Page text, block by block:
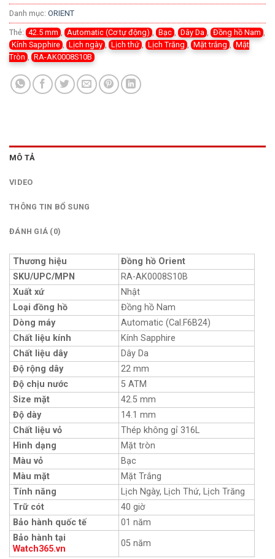
Danh mục: ORIENT
Thẻ: 42.5 mm Automatic (Cơ tự động) Bạc Dây Da Đồng hồ Nam
Kính Sapphire
Lịch ngày Lịch thứ Lịch Trăng Mặt trắng
Mặt
Tròn
RA-AK0008S10B
MÔ TẢ
VIDEO
THÔNG TIN BỔ SUNG
ĐÁNH GIÁ (0)
Thương hiệu
Đồng hồ Orient
SKU/UPC/MPN
RA-AK0008S10B
Xuất xứ
Nhật
Loại đồng hồ
Đồng hồ Nam
Dòng máy
Automatic (Cal.F6B24)
Chất liệu kính
Kính Sapphire
Chất liệu dây
Dây Da
Độ rộng dây
22 mm
Độ chịu nước
5 ATM
Size mặt
42.5 mm
Độ dày
14.1 mm
Chất liệu vỏ
Thép không gỉ 316L
Hình dạng
Mặt tròn
Màu vỏ
Bạc
Màu mặt
Mặt Trắng
Tính năng
Lịch Ngày, Lịch Thứ, Lịch Trăng
Trữ cót
40 giờ
Bảo hành quốc tế
01 năm
Bảo hành tại
Watch365.vn
05 năm